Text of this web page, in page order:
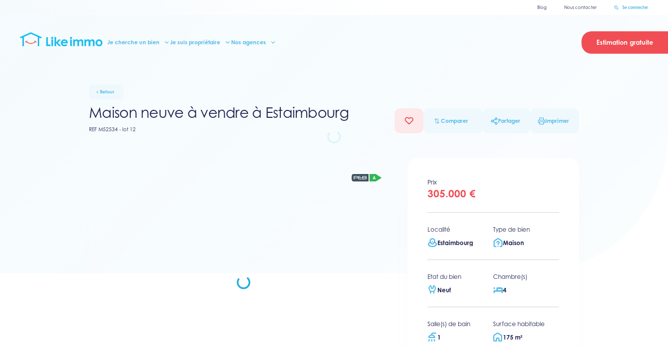
Blog Nous contacter Se connecter
Je cherche un bien Je suis propriétaire Nos agences Estimation gratuite
Retour
Maison neuve à vendre à Estaimbourg
REF M52534 - lot 12
Comparer Partager Imprimer
Prix
305.000 €
Localité
Estaimbourg
Type de bien
Maison
Etat du bien
Neuf
Chambre(s)
4
Salle(s) de bain
1
Surface habitable
175 m²